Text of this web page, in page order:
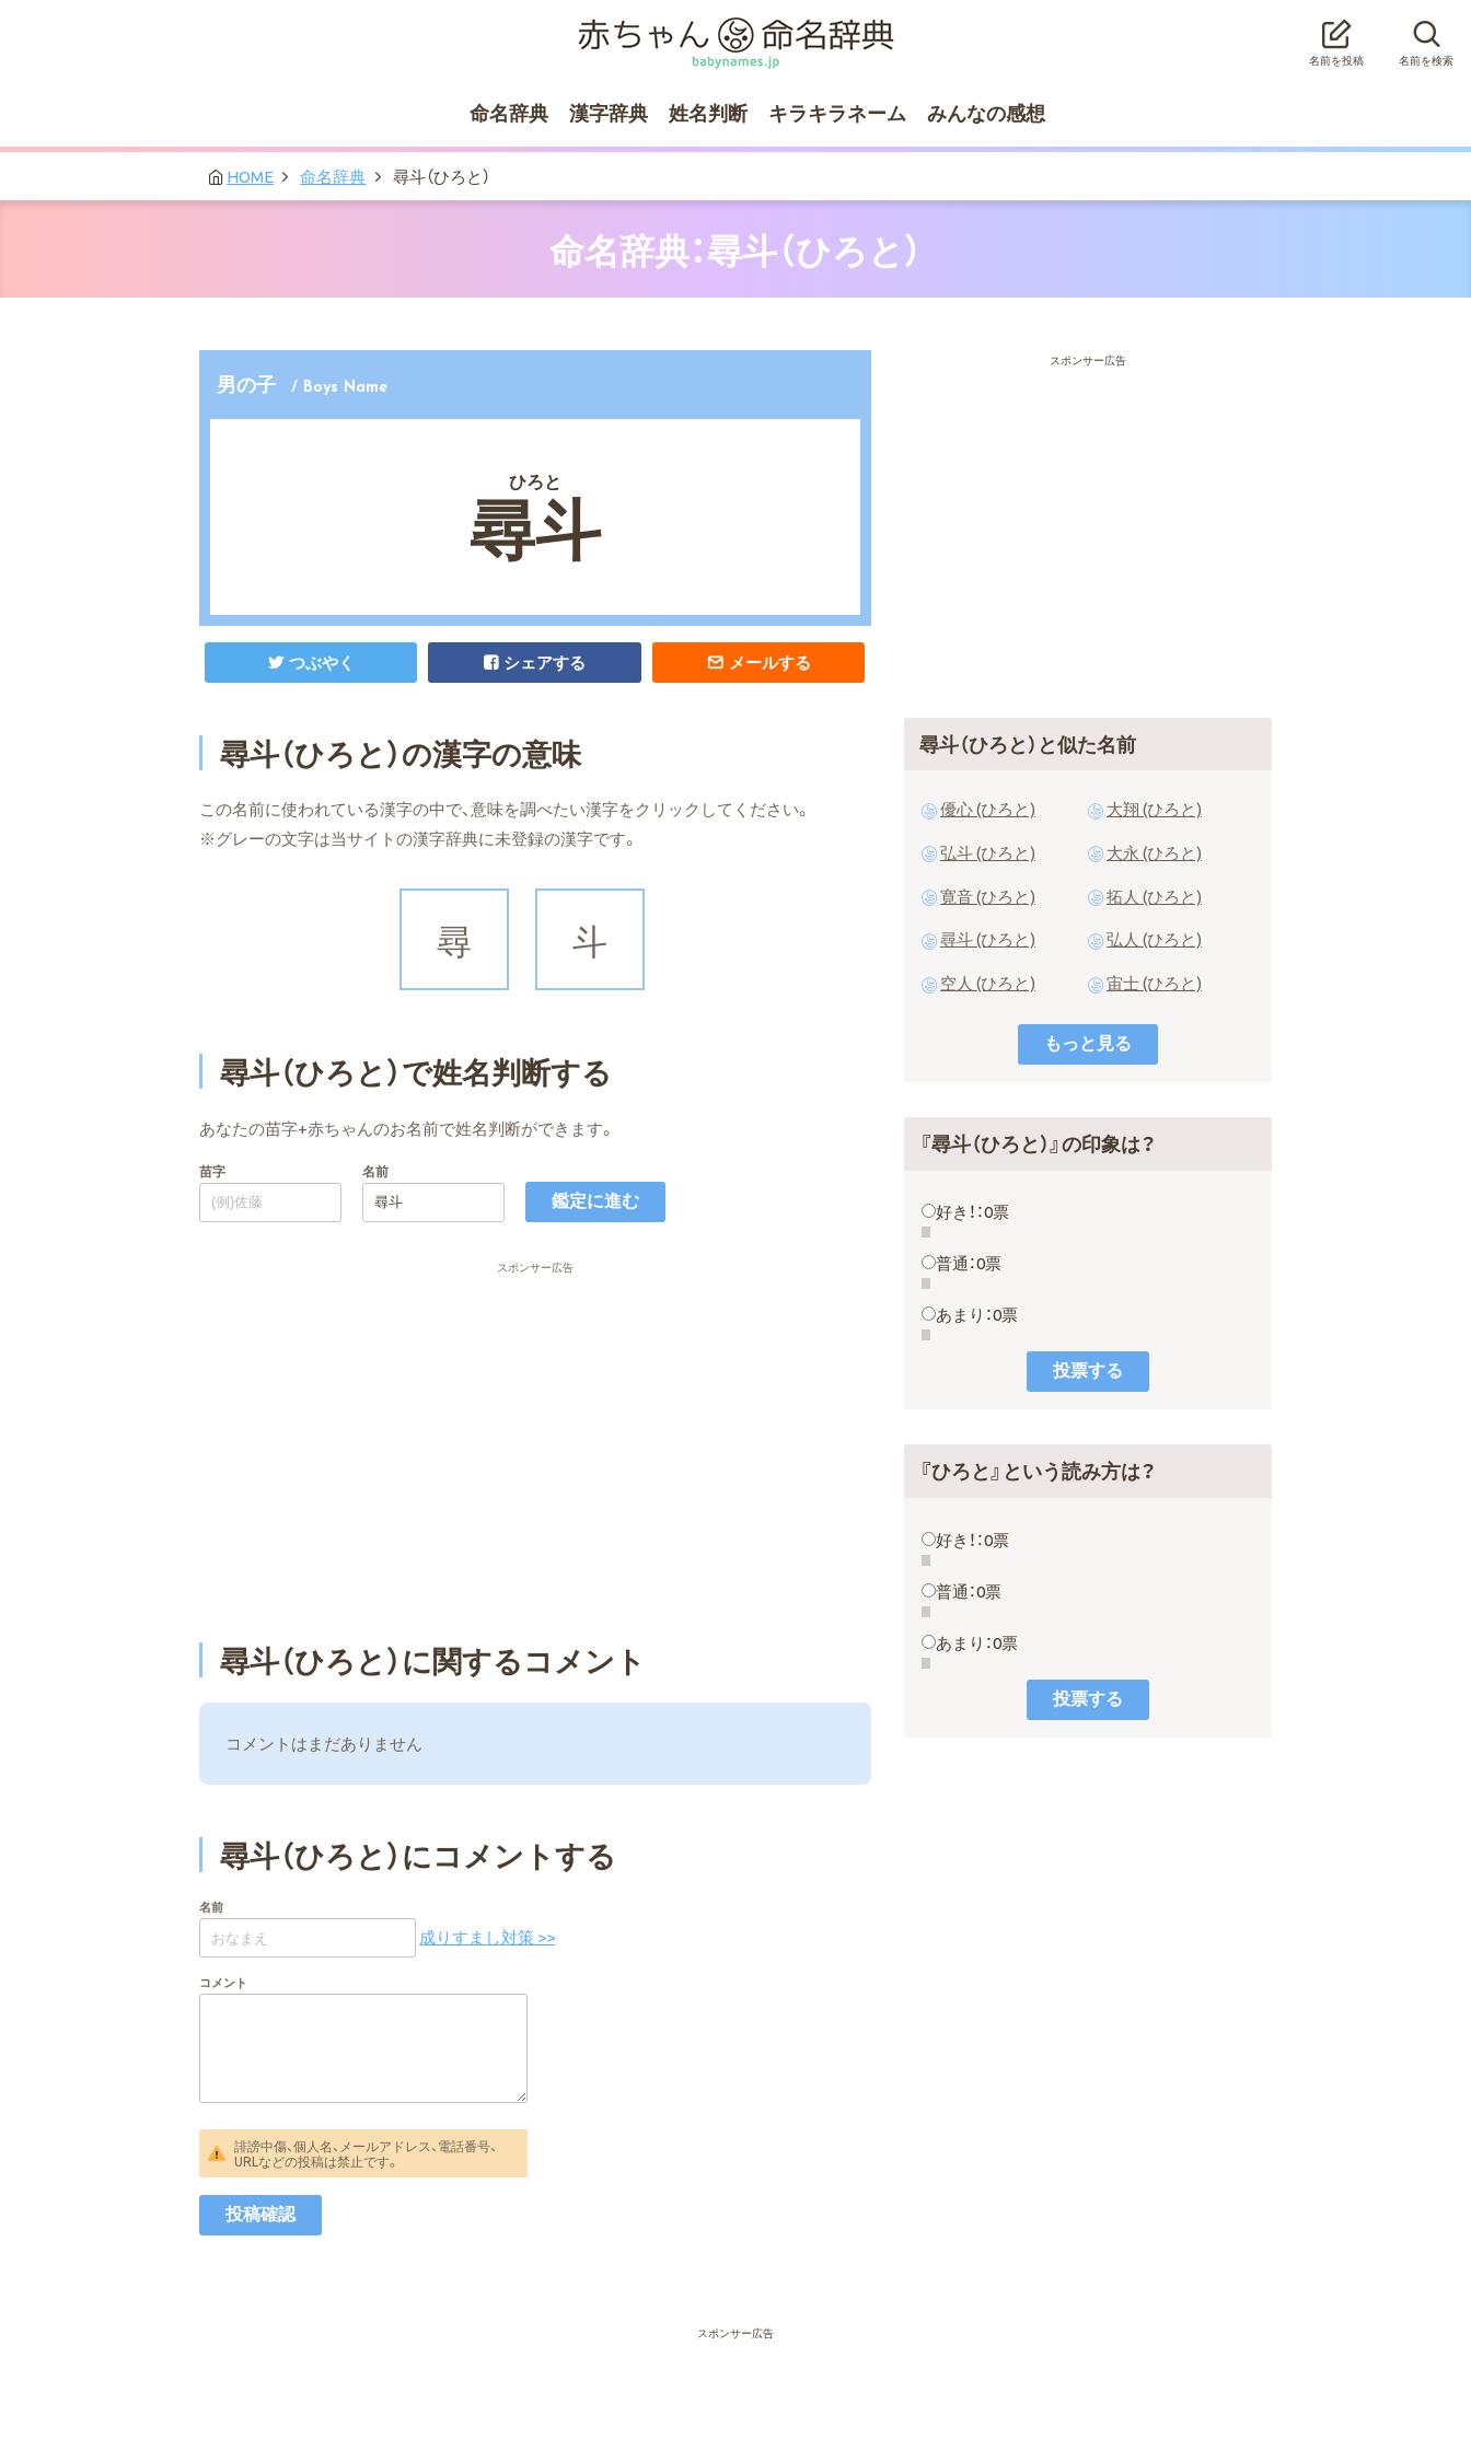
名前を投稿 名前を検索
命名辞典 漢字辞典 姓名判断 キラキラネーム みんなの感想
HOME 命名辞典 尋斗（ひろと）
命名辞典：尋斗（ひろと）
男の子 / Boys Name
ひろと
尋斗
つぶやく シェアする メールする
尋斗（ひろと）の漢字の意味
この名前に使われている漢字の中で、意味を調べたい漢字をクリックしてください。
※グレーの文字は当サイトの漢字辞典に未登録の漢字です。
尋 斗
尋斗（ひろと）で姓名判断する
あなたの苗字+赤ちゃんのお名前で姓名判断ができます。
苗字 名前
スポンサー広告
尋斗（ひろと）に関するコメント
コメントはまだありません
尋斗（ひろと）にコメントする
名前
成りすまし対策 >>
コメント
誹謗中傷、個人名、メールアドレス、電話番号、
URLなどの投稿は禁止です。
スポンサー広告
尋斗（ひろと）と似た名前
優心 (ひろと)
大翔 (ひろと)
弘斗 (ひろと)
大永 (ひろと)
寛音 (ひろと)
拓人 (ひろと)
尋斗 (ひろと)
弘人 (ひろと)
空人 (ひろと)
宙士 (ひろと)
『尋斗（ひろと）』の印象は？
好き！：0票
普通：0票
あまり：0票
『ひろと』という読み方は？
好き！：0票
普通：0票
あまり：0票
スポンサー広告